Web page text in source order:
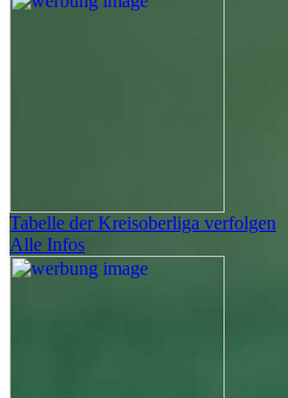
Tabelle der Kreisoberliga verfolgen
Alle Infos